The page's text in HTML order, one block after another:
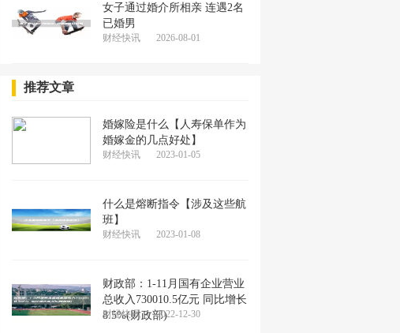
女子通过婚介所相亲 连遇2名
已婚男
财经快讯 2026-08-01
推荐文章
婚嫁险是什么【人寿保单作为
婚嫁金的几点好处】
财经快讯 2023-01-05
什么是熔断指令【涉及这些航
班】
财经快讯 2023-01-08
财政部：1-11月国有企业营业
总收入730010.5亿元 同比增长
8.5%(财政部)
财经快讯 2022-12-30